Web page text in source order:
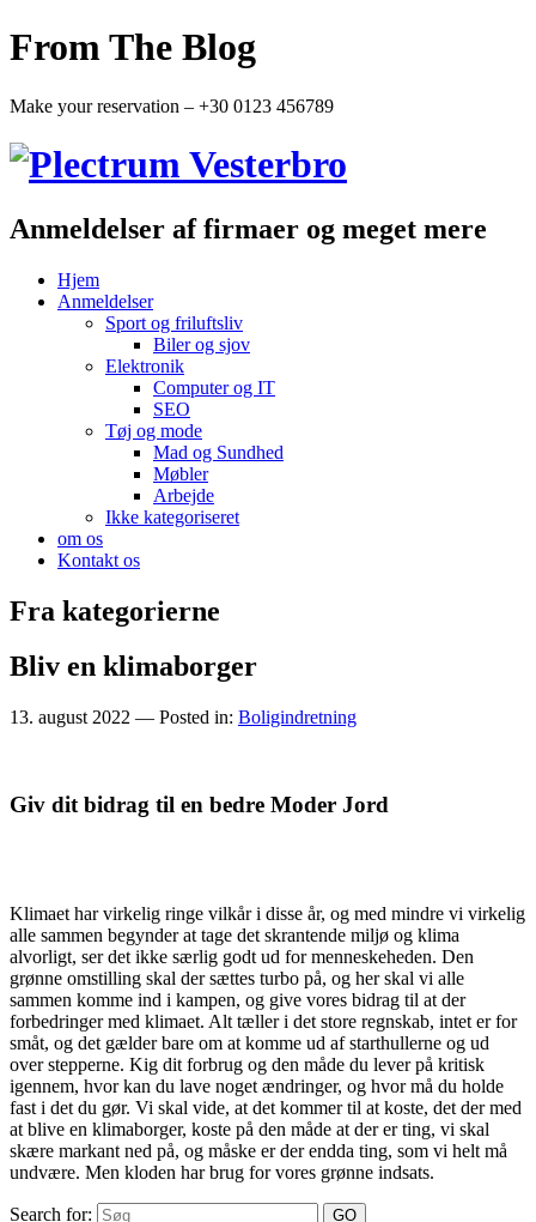
From The Blog
Make your reservation – +30 0123 456789
Anmeldelser af firmaer og meget mere
Hjem
Anmeldelser
Sport og friluftsliv
Biler og sjov
Elektronik
Computer og IT
SEO
Tøj og mode
Mad og Sundhed
Møbler
Arbejde
Ikke kategoriseret
om os
Kontakt os
Fra kategorierne
Bliv en klimaborger
13. august 2022 — Posted in: Boligindretning
Giv dit bidrag til en bedre Moder Jord
Klimaet har virkelig ringe vilkår i disse år, og med mindre vi virkelig
alle sammen begynder at tage det skrantende miljø og klima
alvorligt, ser det ikke særlig godt ud for menneskeheden. Den
grønne omstilling skal der sættes turbo på, og her skal vi alle
sammen komme ind i kampen, og give vores bidrag til at der
forbedringer med klimaet. Alt tæller i det store regnskab, intet er for
småt, og det gælder bare om at komme ud af starthullerne og ud
over stepperne. Kig dit forbrug og den måde du lever på kritisk
igennem, hvor kan du lave noget ændringer, og hvor må du holde
fast i det du gør. Vi skal vide, at det kommer til at koste, det der med
at blive en klimaborger, koste på den måde at der er ting, vi skal
skære markant ned på, og måske er der endda ting, som vi helt må
undvære. Men kloden har brug for vores grønne indsats.
Search for: